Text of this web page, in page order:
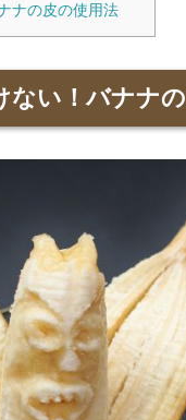
ナの皮の使用法
ない！バナナ